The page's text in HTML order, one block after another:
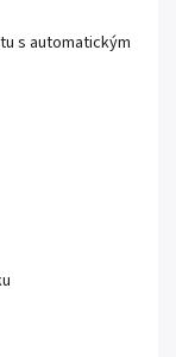
s automatickým